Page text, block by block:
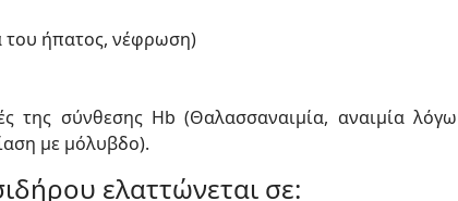
του ήπατος, νέφρωση)
της σύνθεσης Hb (Θαλασσαναιμία, αναιμία λόγω
με μόλυβδο).
ελαττώνεται σε: